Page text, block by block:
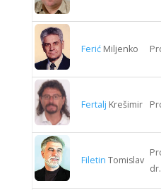
Ferić Miljenko
Fertalj Krešimir
Filetin Tomislav